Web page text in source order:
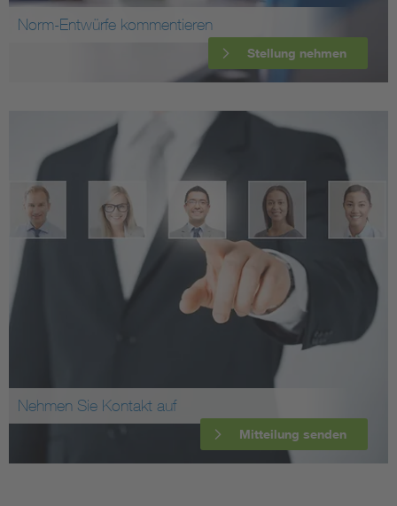
Norm-Entwürfe kommentieren
Stellung nehmen
Nehmen Sie Kontakt auf
Mitteilung senden